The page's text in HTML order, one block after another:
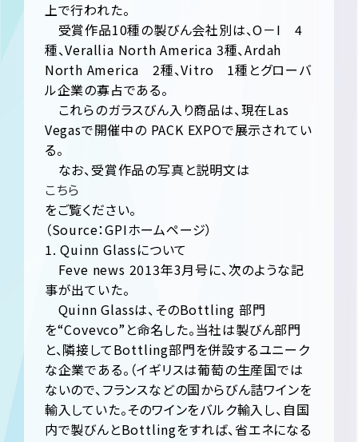
上で行われた。
受賞作品10種の製びん会社別は、O－I 4
種、Verallia North America 3種、Ardah
North America 2種、Vitro 1種とグローバ
ル企業の寡占である。
これらのガラスびん入り商品は、現在Las
Vegasで開催中の PACK EXPOで展示されてい
る。
なお、受賞作品の写真と説明文は
こちら
をご覧ください。
（Source：GPIホームページ）
1. Quinn Glassについて
Feve news 2013年3月号に、次のような記
事が出ていた。
Quinn Glassは、そのBottling 部門
を“Covevco”と命名した。当社は製びん部門
と、隣接してBottling部門を併設するユニーク
な企業である。（イギリスは葡萄の生産国では
ないので、フランスなどの国からびん詰ワインを
輸入していた。そのワインをバルク輸入し、自国
内で製びんとBottlingをすれば、省エネになる